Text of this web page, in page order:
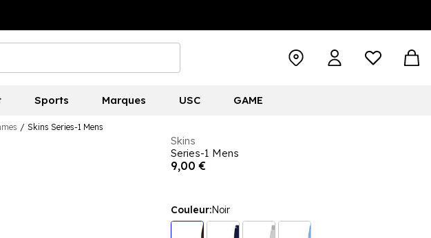
Sports Marques USC GAME
/ Skins Series-1 Mens
Skins
Series-1 Mens
9,00 €
Couleur:Noir